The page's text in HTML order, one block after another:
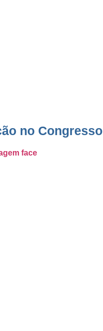
no Congresso